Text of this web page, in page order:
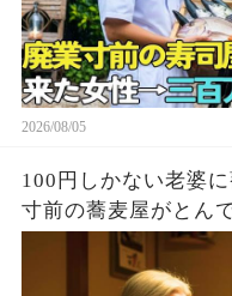
2026/08/05
100円しかない老婆
寸前の蕎麦屋がとん